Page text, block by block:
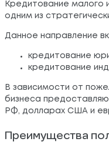
Кредитование малого
одним из
Данное направление
кредитование
кредитование
В зависимости от
бизнеса
РФ, долларах США и
Преимущества